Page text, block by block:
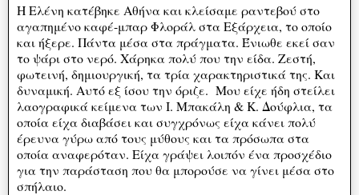
Η Ελένη κατέβηκε Αθήνα και κλείσαμε ραντεβού στο
αγαπημένο καφέ-μπαρ Φλοράλ στα Εξάρχεια, το οποίο
και ήξερε. Πάντα μέσα στα πράγματα. Ένιωθε εκεί σαν
το ψάρι στο νερό. Χάρηκα πολύ που την είδα. Ζεστή,
φωτεινή, δημιουργική, τα τρία χαρακτηριστικά της. Και
δυναμική. Αυτό εξ ίσου την όριζε. Μου είχε ήδη στείλει
λαογραφικά κείμενα των Ι. Μπακάλη & Κ. Δούφλια, τα
οποία είχα διαβάσει και συγχρόνως είχα κάνει πολύ
έρευνα γύρω από τους μύθους και τα πρόσωπα στα
οποία αναφερόταν. Είχα γράψει λοιπόν ένα προσχέδιο
για την παράσταση που θα μπορούσε να γίνει μέσα στο
σπήλαιο.